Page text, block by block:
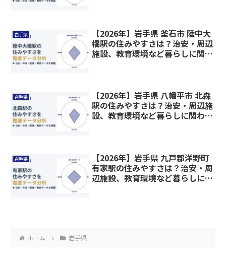
岩手県
【2026年】岩手県 釜石市 陸中大
橋駅の住みやすさは？治安・周辺
施設、教育環境など暮らしに関わ
岩手県
【2026年】岩手県 八幡平市 北森
駅の住みやすさは？治安・周辺施
設、教育環境など暮らしに関わる
岩手県
【2026年】岩手県 九戸郡洋野町
有家駅の住みやすさは？治安・周
辺施設、教育環境など暮らしに関
ホーム 岩手県